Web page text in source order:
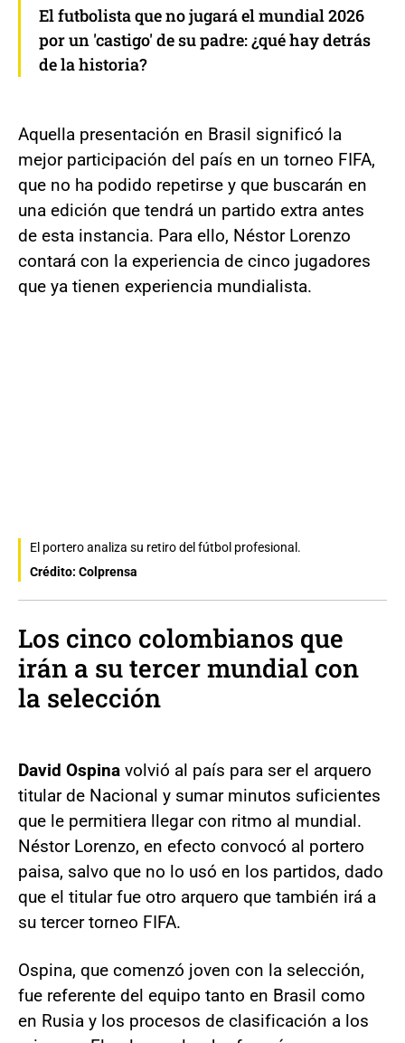
El futbolista que no jugará el mundial 2026
por un 'castigo' de su padre: ¿qué hay detrás
de la historia?
Aquella presentación en Brasil significó la
mejor participación del país en un torneo FIFA,
que no ha podido repetirse y que buscarán en
una edición que tendrá un partido extra antes
de esta instancia. Para ello, Néstor Lorenzo
contará con la experiencia de cinco jugadores
que ya tienen experiencia mundialista.
El portero analiza su retiro del fútbol profesional.
Crédito: Colprensa
Los cinco colombianos que
irán a su tercer mundial con
la selección
David Ospina volvió al país para ser el arquero
titular de Nacional y sumar minutos suficientes
que le permitiera llegar con ritmo al mundial.
Néstor Lorenzo, en efecto convocó al portero
paisa, salvo que no lo usó en los partidos, dado
que el titular fue otro arquero que también irá a
su tercer torneo FIFA.
Ospina, que comenzó joven con la selección,
fue referente del equipo tanto en Brasil como
en Rusia y los procesos de clasificación a los